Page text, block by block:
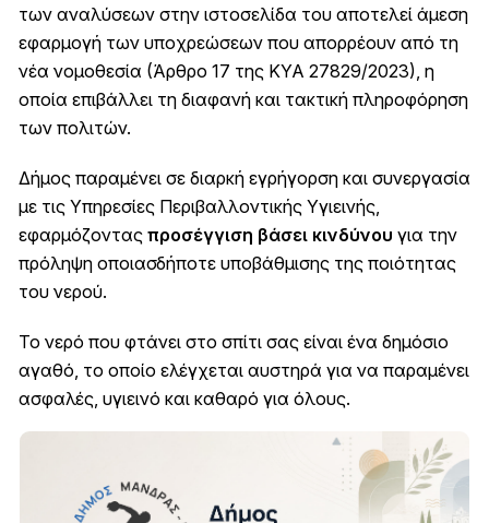
των αναλύσεων στην ιστοσελίδα του αποτελεί άμεση
εφαρμογή των υποχρεώσεων που απορρέουν από τη
νέα νομοθεσία (Άρθρο 17 της ΚΥΑ 27829/2023), η
οποία επιβάλλει τη διαφανή και τακτική πληροφόρηση
των πολιτών.
Δήμος παραμένει σε διαρκή εγρήγορση και συνεργασία
με τις Υπηρεσίες Περιβαλλοντικής Υγιεινής,
εφαρμόζοντας προσέγγιση βάσει κινδύνου για την
πρόληψη οποιασδήποτε υποβάθμισης της ποιότητας
του νερού.
Το νερό που φτάνει στο σπίτι σας είναι ένα δημόσιο
αγαθό, το οποίο ελέγχεται αυστηρά για να παραμένει
ασφαλές, υγιεινό και καθαρό για όλους.